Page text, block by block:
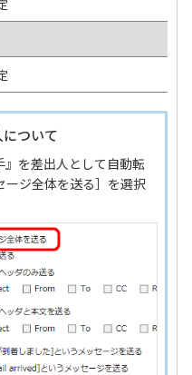
ついて
』を差出人として自動転
ージ全体を送る］を選択